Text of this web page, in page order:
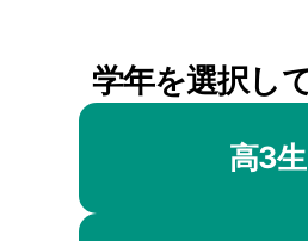
学年を選択し
高3生